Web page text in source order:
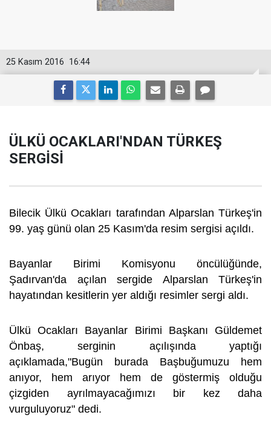
16:44
25 Kasım 2016
ÜLKÜ OCAKLARI'NDAN TÜRKEŞ
SERGİSİ
Bilecik Ülkü Ocakları tarafından Alparslan Türkeş'in
99. yaş günü olan 25 Kasım'da resim sergisi açıldı.
Bayanlar Birimi Komisyonu öncülüğünde,
Şadırvan'da açılan sergide Alparslan Türkeş'in
hayatından kesitlerin yer aldığı resimler sergi aldı.
Ülkü Ocakları Bayanlar Birimi Başkanı Güldemet
Önbaş, serginin açılışında yaptığı
açıklamada,"Bugün burada Başbuğumuzu hem
anıyor, hem arıyor hem de göstermiş olduğu
çizgiden ayrılmayacağımızı bir kez daha
vurguluyoruz" dedi.